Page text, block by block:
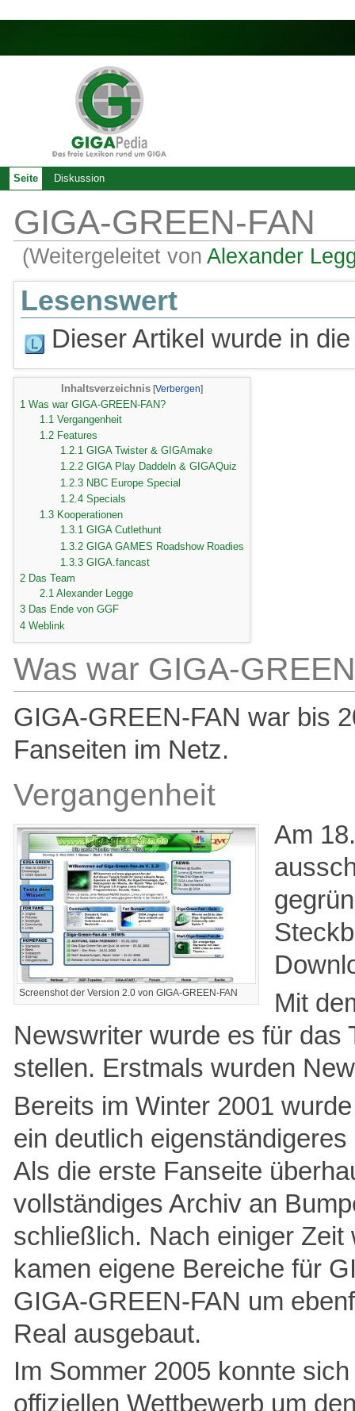
GIGA-GREEN-FAN
(Weitergeleitet vonAlexander
Lesenswert
Dieser Artikel wurde in
Inhaltsverzeichnis
1 Was war GIGA-GREEN-FAN?
1.1 Vergangenheit
1.2 Features
1.2.1 GIGA Twister & GIGAmake
1.2.2 GIGA Play Daddeln & GIGAQuiz
1.2.3 NBC Europe Special
1.2.4 Specials
1.3 Kooperationen
1.3.1 GIGA Cutlethunt
1.3.2 GIGA GAMES Roadshow Roadies
1.3.3 GIGA.fancast
2 Das Team
2.1 Alexander Legge
3 Das Ende von GGF
4 Weblink
Was war GIGA-
GIGA-GREEN-FAN war bis
Fanseiten im Netz.
Vergangenheit
Screenshot der Version 2.0 von GIGA-GREEN-FAN
Am
Mit
Newswriter wurde es für das
stellen. Erstmals wurden
Bereits im Winter 2001
ein deutlich
Als die erste Fanseite
vollständiges Archiv an
schließlich. Nach einiger
kamen eigene Bereiche für
GIGA-GREEN-FAN um
Real ausgebaut.
Im Sommer 2005 konnte
offiziellen Wettbewerb um
Seite Diskussion